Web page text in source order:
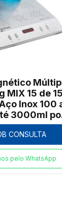
MIX 15 de 15
Inox 100
3000ml
CONSULTA
pelo WhatsApp